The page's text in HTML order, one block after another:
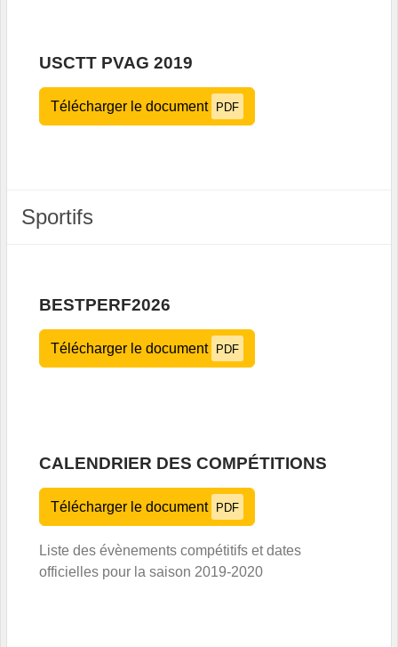
USCTT PVAG 2019
Télécharger le document PDF
Sportifs
BESTPERF2026
Télécharger le document PDF
CALENDRIER DES COMPÉTITIONS
Télécharger le document PDF
Liste des évènements compétitifs et dates
officielles pour la saison 2019-2020